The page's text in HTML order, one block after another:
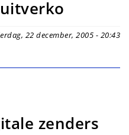
22 december, 2005 - 20:43
zenders